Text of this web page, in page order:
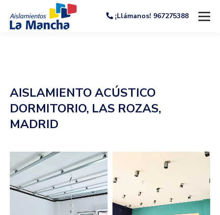
¡Llámanos! 967275388
AISLAMIENTO ACÚSTICO
DORMITORIO, LAS ROZAS,
MADRID